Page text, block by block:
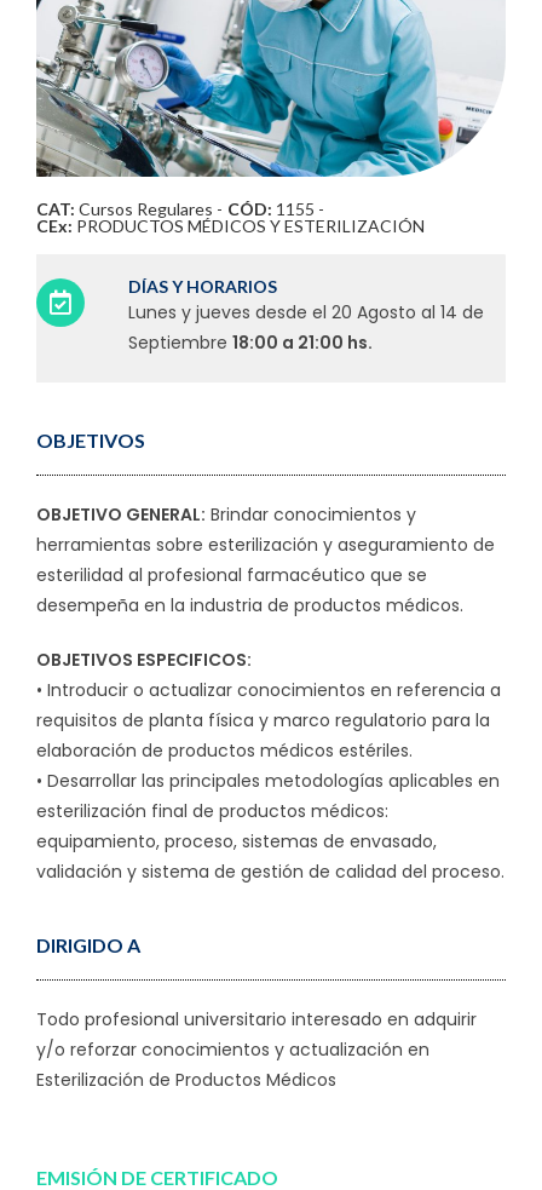
CAT: Cursos Regulares - CÓD: 1155 -
CEx: PRODUCTOS MÉDICOS Y ESTERILIZACIÓN
DÍAS Y HORARIOS
Lunes y jueves desde el 20 Agosto al 14 de
Septiembre 18:00 a 21:00 hs.
OBJETIVOS
OBJETIVO GENERAL: Brindar conocimientos y
herramientas sobre esterilización y aseguramiento de
esterilidad al profesional farmacéutico que se
desempeña en la industria de productos médicos.
OBJETIVOS ESPECIFICOS:
• Introducir o actualizar conocimientos en referencia a
requisitos de planta física y marco regulatorio para la
elaboración de productos médicos estériles.
• Desarrollar las principales metodologías aplicables en
esterilización final de productos médicos:
equipamiento, proceso, sistemas de envasado,
validación y sistema de gestión de calidad del proceso.
DIRIGIDO A
Todo profesional universitario interesado en adquirir
y/o reforzar conocimientos y actualización en
Esterilización de Productos Médicos
EMISIÓN DE CERTIFICADO